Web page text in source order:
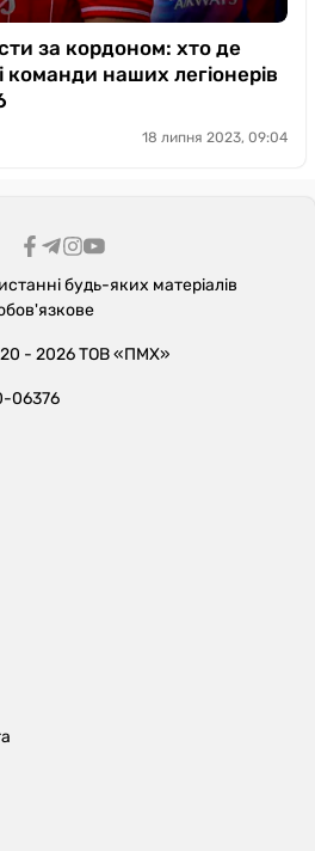
за кордоном: хто де
команди наших легіонерів
18 липня 2023, 09:04
будь-яких матеріалів
- 2026 ТОВ «ПМХ»
06376